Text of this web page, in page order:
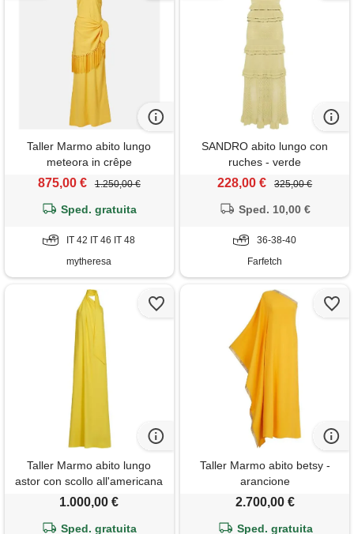
Taller Marmo abito lungo
meteora in crêpe
875,00 € 1.250,00 €
Sped. gratuita
IT 42 IT 46 IT 48
mytheresa
SANDRO abito lungo con
ruches - verde
228,00 € 325,00 €
Sped. 10,00 €
36-38-40
Farfetch
Taller Marmo abito lungo
astor con scollo all'americana
- giallo
1.000,00 €
Sped. gratuita
Taller Marmo abito betsy -
arancione
2.700,00 €
Sped. gratuita